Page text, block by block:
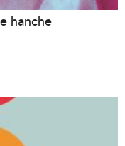
hanche